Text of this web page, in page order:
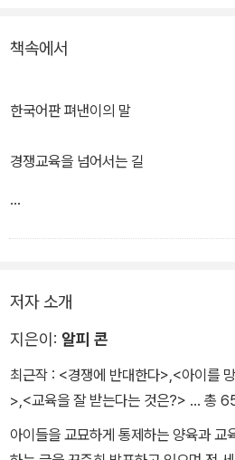
책속에서
한국어판 펴낸이의 말
경쟁교육을 넘어서는 길
실상 가장 중요한 교육과정이 경쟁의식
틀린 말은 아닐 것이다. 시험성적이라
표준화 교육 속에 경쟁 원리가 내재되
등급까지 등급을 매기는 상대평가제도
우리 사회의 경우 구제금융 사태 이후
에 진학할 수 있는 상황이 되면서 모범
저자 소개
지은이: 알피 콘
최근작 : <경쟁에 반대한다> <아이를
> <교육을 잘 받는다는 것은?> … 총
아이들을 교묘하게 통제하는 양육과 교